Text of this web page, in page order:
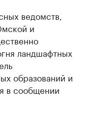
ведомств,
и
ландшафтных
образований и
в сообщении